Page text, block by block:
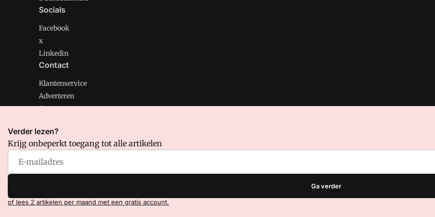
Socials
Facebook
x
Linkedin
Contact
Klantenservice
Adverteren
Contact
CMweb is onderdeel van VMN media. Lees inons manifestwaar VMN media voor staat. Op gebruik van deze site zijn de
Voorwaarden
Verder lezen?
Krijg onbeperkt toegang tot alle artikelen
Ga verder
of lees 2 artikelen per maand met een gratis account.